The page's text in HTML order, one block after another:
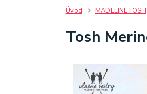
Úvod MADELINETOSH
Tosh